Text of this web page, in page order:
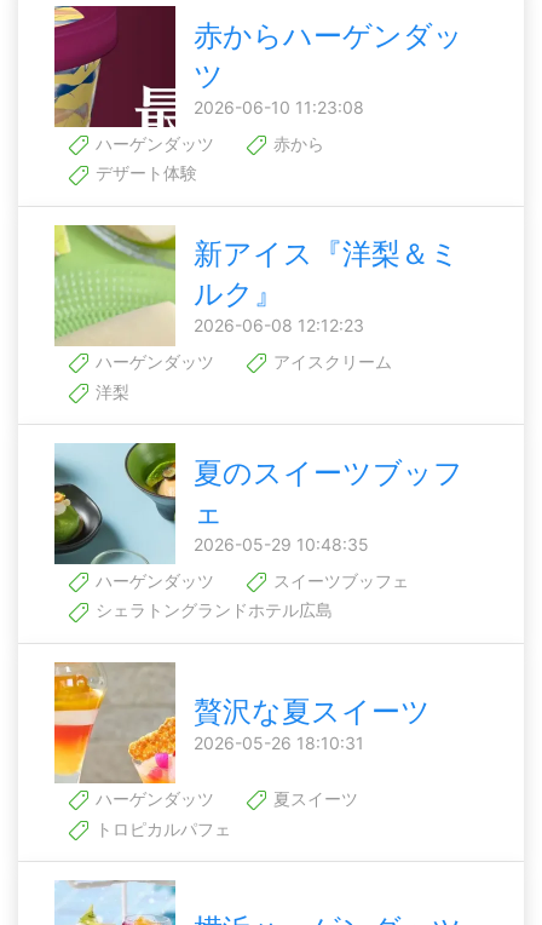
赤からハーゲンダッ
ツ
2026-06-10 11:23:08
ハーゲンダッツ
赤から
デザート体験
新アイス『洋梨＆ミ
ルク』
2026-06-08 12:12:23
ハーゲンダッツ
アイスクリーム
洋梨
夏のスイーツブッフ
ェ
2026-05-29 10:48:35
ハーゲンダッツ
スイーツブッフェ
シェラトングランドホテル広島
贅沢な夏スイーツ
2026-05-26 18:10:31
ハーゲンダッツ
夏スイーツ
トロピカルパフェ